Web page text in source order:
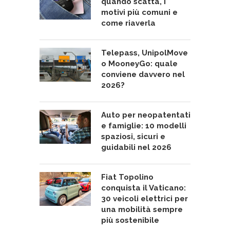
motivi più comuni e
come riaverla
Telepass, UnipolMove
o MooneyGo: quale
conviene davvero nel
2026?
Auto per neopatentati
e famiglie: 10 modelli
spaziosi, sicuri e
guidabili nel 2026
Fiat Topolino
conquista il Vaticano:
30 veicoli elettrici per
una mobilità sempre
più sostenibile